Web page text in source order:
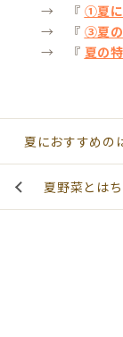
→ 『 ①夏に
→ 『 ③夏の
→ 『 夏の
夏におすすめの
夏野菜とは